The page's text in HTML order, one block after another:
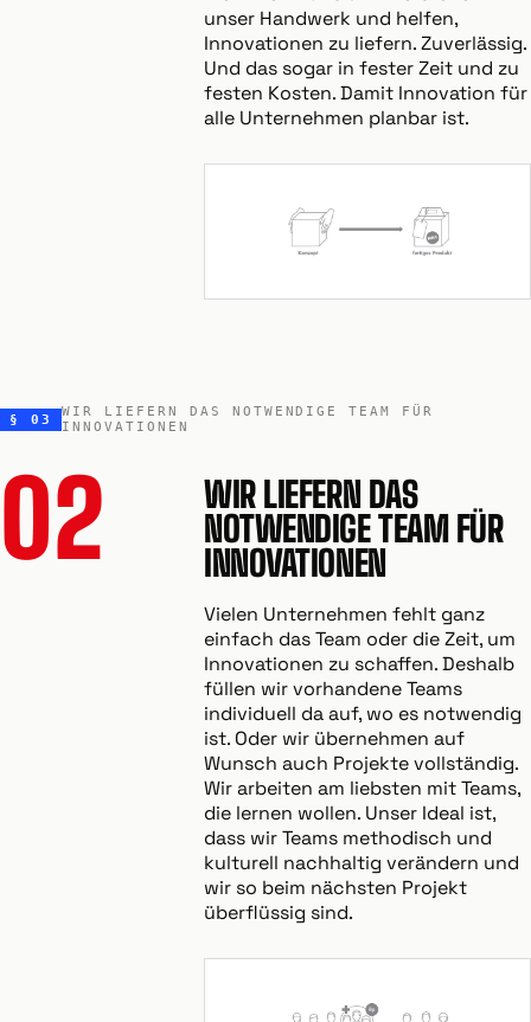
unser Handwerk und helfen,
Innovationen zu liefern. Zuverlässig.
Und das sogar in fester Zeit und zu
festen Kosten. Damit Innovation für
alle Unternehmen planbar ist.
§ 03
WIR LIEFERN DAS NOTWENDIGE TEAM FÜR
INNOVATIONEN
02
WIR LIEFERN DAS
NOTWENDIGE TEAM FÜR
INNOVATIONEN
Vielen Unternehmen fehlt ganz
einfach das Team oder die Zeit, um
Innovationen zu schaffen. Deshalb
füllen wir vorhandene Teams
individuell da auf, wo es notwendig
ist. Oder wir übernehmen auf
Wunsch auch Projekte vollständig.
Wir arbeiten am liebsten mit Teams,
die lernen wollen. Unser Ideal ist,
dass wir Teams methodisch und
kulturell nachhaltig verändern und
wir so beim nächsten Projekt
überflüssig sind.